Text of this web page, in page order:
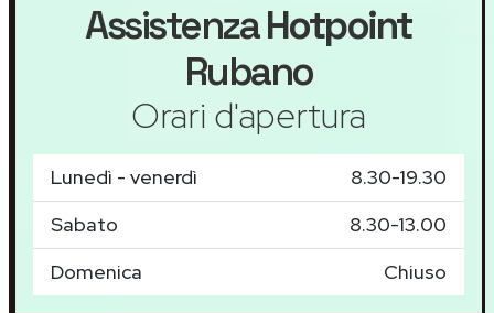
AssistenzaHotpoint
Rubano
Orari d'apertura
Lunedì - venerdì
8.30-19.30
Sabato
8.30-13.00
Domenica
Chiuso